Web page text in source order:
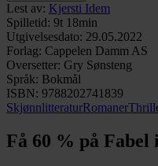
Lest av: Kjersti Idem
Spilletid: 9t 18min
Utgivelsesdato: 29.05.2022
Forlag: Cappelen Damm AS
Oversetter: Gry Sønsteng
Språk: Bokmål
ISBN: 9788202741839
SkjønnlitteraturRomaner
Få 60 % på Fabel